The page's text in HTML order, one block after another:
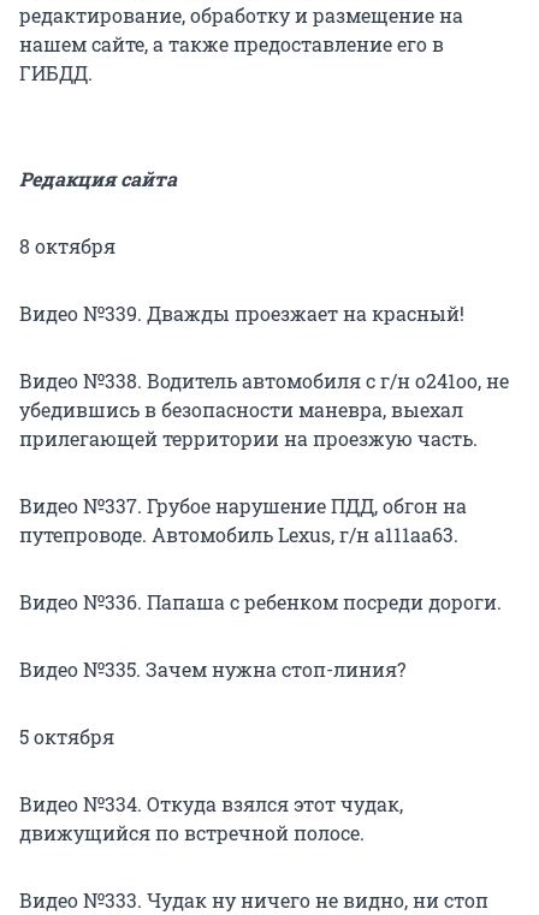
редактирование, обработку и размещение на
нашем сайте, а также предоставление его в
ГИБДД.
Редакция сайта
8 октября
Видео №339. Дважды проезжает на красный!
Видео №338. Водитель автомобиля с г/н о241оо, не
убедившись в безопасности маневра, выехал
прилегающей территории на проезжую часть.
Видео №337. Грубое нарушение ПДД, обгон на
путепроводе. Автомобиль Lexus, г/н а111аа63.
Видео №336. Папаша с ребенком посреди дороги.
Видео №335. Зачем нужна стоп-линия?
5 октября
Видео №334. Откуда взялся этот чудак,
движущийся по встречной полосе.
Видео №333. Чудак ну ничего не видно, ни стоп